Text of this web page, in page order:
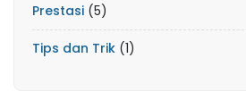
Prestasi (5)
Tips dan Trik (1)